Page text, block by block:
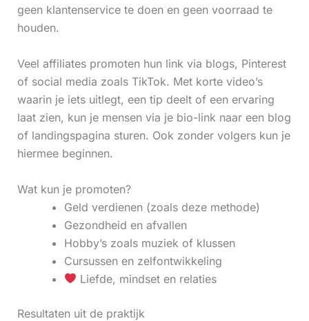
geen klantenservice te doen en geen voorraad te
houden.
Veel affiliates promoten hun link via blogs, Pinterest
of social media zoals TikTok. Met korte video’s
waarin je iets uitlegt, een tip deelt of een ervaring
laat zien, kun je mensen via je bio-link naar een blog
of landingspagina sturen. Ook zonder volgers kun je
hiermee beginnen.
Wat kun je promoten?
Geld verdienen (zoals deze methode)
Gezondheid en afvallen
Hobby’s zoals muziek of klussen
Cursussen en zelfontwikkeling
Liefde, mindset en relaties
Resultaten uit de praktijk